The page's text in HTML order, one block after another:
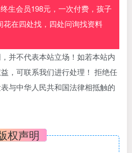
生会员198元，一次付费，孩子
在四处找，四处问询找资料
并不代表本站立场！如若本站内
，可联系我们进行处理！ 拒绝任
与中华人民共和国法律相抵触的
权声明